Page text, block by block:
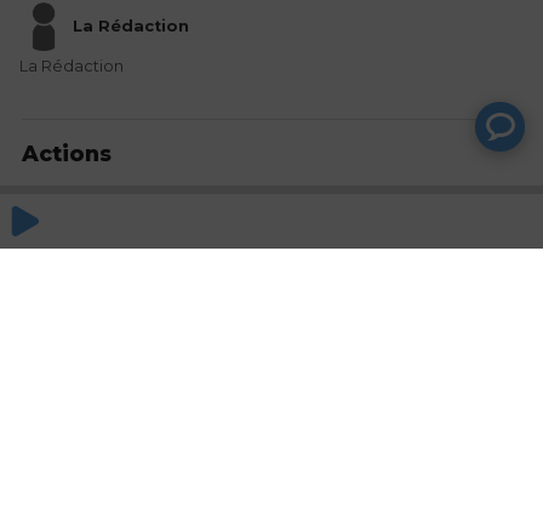
La Rédaction
La Rédaction
Actions